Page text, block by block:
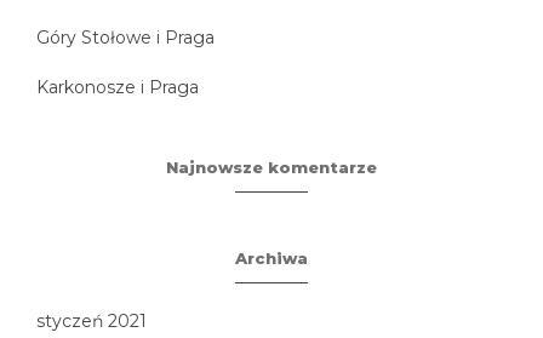
Góry Stołowe i Praga
Karkonosze i Praga
Najnowsze komentarze
Archiwa
styczeń 2021